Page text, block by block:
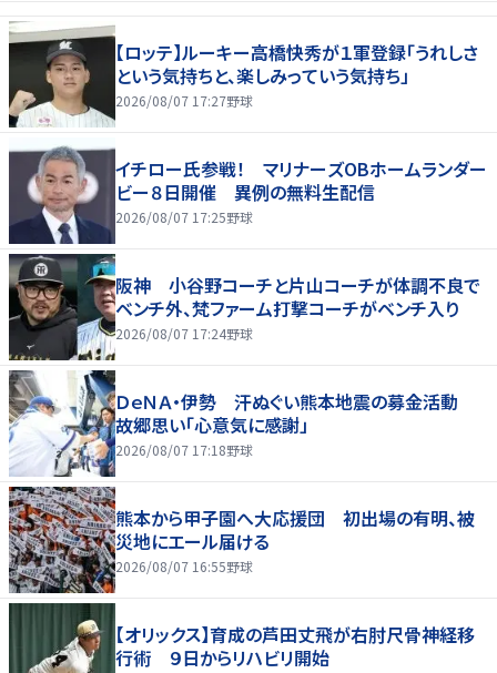
【ロッテ】ルーキー高橋快秀が１軍登録「うれしさ
という気持ちと、楽しみっていう気持ち」
2026/08/07 17:27野球
イチロー氏参戦！ マリナーズOBホームランダー
ビー８日開催 異例の無料生配信
2026/08/07 17:25野球
阪神 小谷野コーチと片山コーチが体調不良で
ベンチ外、梵ファーム打撃コーチがベンチ入り
2026/08/07 17:24野球
ＤｅＮＡ・伊勢 汗ぬぐい熊本地震の募金活動
故郷思い「心意気に感謝」
2026/08/07 17:18野球
熊本から甲子園へ大応援団 初出場の有明、被
災地にエール届ける
2026/08/07 16:55野球
【オリックス】育成の芦田丈飛が右肘尺骨神経移
行術 ９日からリハビリ開始